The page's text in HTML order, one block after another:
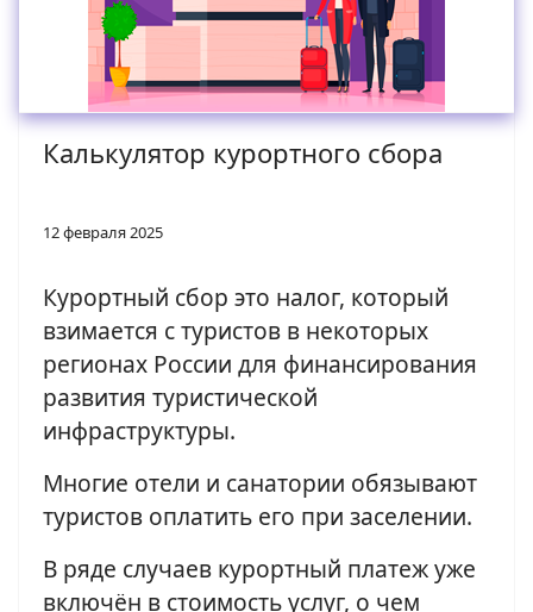
Калькулятор курортного сбора
12 февраля 2025
Курортный сбор это налог, который
взимается с туристов в некоторых
регионах России для финансирования
развития туристической
инфраструктуры.
Многие отели и санатории обязывают
туристов оплатить его при заселении.
В ряде случаев курортный платеж уже
включён в стоимость услуг, о чем